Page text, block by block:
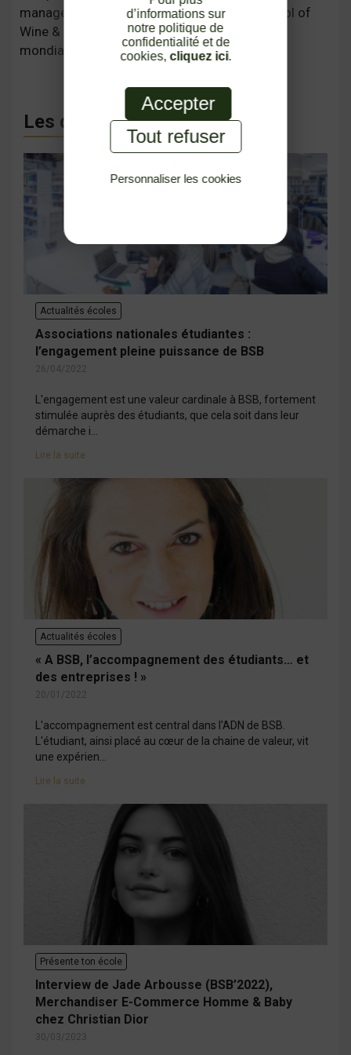
management des vins et spiritueux -- la School of
Wine & Spirits Business étant une référence
mondiale en la matière.
Les derniers articles
Actualités écoles
Associations nationales étudiantes :
l’engagement pleine puissance de BSB
26/04/2022
L'engagement est une valeur cardinale à BSB, fortement
stimulée auprès des étudiants, que cela soit dans leur
démarche i...
Lire la suite
Actualités écoles
« A BSB, l’accompagnement des étudiants… et
des entreprises ! »
20/01/2022
L'accompagnement est central dans l'ADN de BSB.
L'étudiant, ainsi placé au cœur de la chaine de valeur, vit
une expérien...
Lire la suite
Présente ton école
Interview de Jade Arbousse (BSB’2022),
Merchandiser E-Commerce Homme & Baby
chez Christian Dior
30/03/2023
d’informations sur
notre politique de
confidentialité et de
cookies, cliquez ici.
Accepter
Tout refuser
Personnaliser les cookies